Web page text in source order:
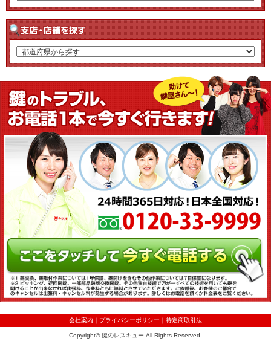
会社案内 ｜ プライバシーポリシー ｜ 特定商取引法
Copyright© 鍵のレスキュー All Rights Reserved.